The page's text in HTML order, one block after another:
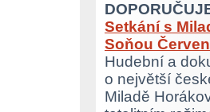
Setkání s
Soňou
Hudební a
o největší
Miladě